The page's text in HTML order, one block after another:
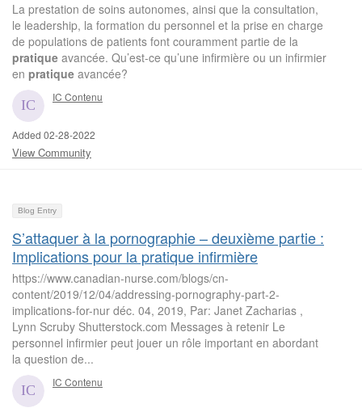
La prestation de soins autonomes, ainsi que la consultation,
le leadership, la formation du personnel et la prise en charge
de populations de patients font couramment partie de la
pratique avancée. Qu’est-ce qu’une infirmière ou un infirmier
en pratique avancée?
IC Contenu
Added 02-28-2022
View Community
Blog Entry
S’attaquer à la pornographie – deuxième partie :
Implications pour la pratique infirmière
https://www.canadian-nurse.com/blogs/cn-
content/2019/12/04/addressing-pornography-part-2-
implications-for-nur déc. 04, 2019, Par: Janet Zacharias ,
Lynn Scruby Shutterstock.com Messages à retenir Le
personnel infirmier peut jouer un rôle important en abordant
la question de...
IC Contenu